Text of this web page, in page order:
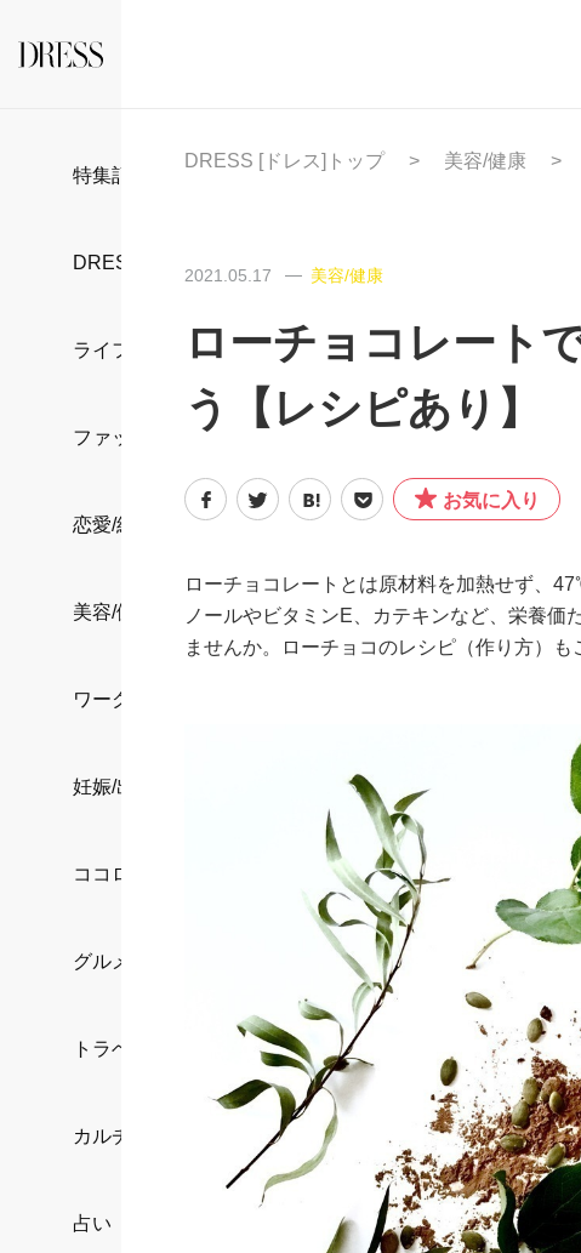
特集記事
DRESS部活
ライフスタイル
ファッション
恋愛/結婚/離婚
美容/健康
ワークスタイル
妊娠/出産/家族
ココロ/カラダ
グルメ
トラベル
カルチャー/エンタメ
占い
DRESS [ドレス]トップ 美容/健康
2021.05.17 美容/健康
ローチョコレート
う【レシピあり】
お気に入り
ローチョコレートとは原材料を加熱せず、
ノールやビタミンE、カテキンなど、栄養
ませんか。ローチョコのレシピ（作り方）も